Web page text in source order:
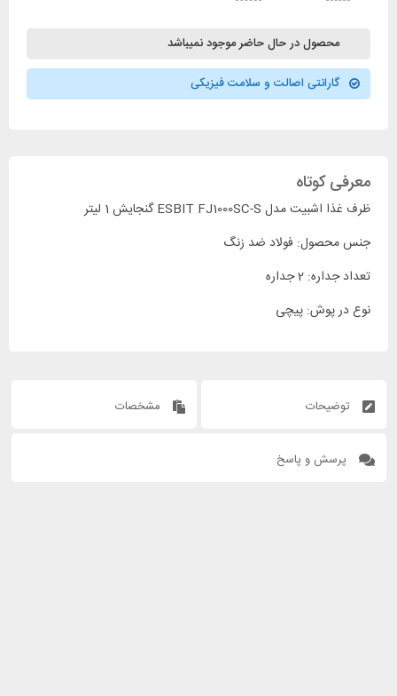
محصول در حال حاضر موجود نمیباشد
گارانتی اصالت و سلامت فیزیکی
معرفی کوتاه
ظرف غذا اشبیت مدل ESBIT FJ1000SC-S گنجایش 1 لیتر
جنس محصول: فولاد ضد زنگ
تعداد جداره: 2 جداره
نوع در پوش: پیچی
توضیحات مشخصات
پرسش و پاسخ